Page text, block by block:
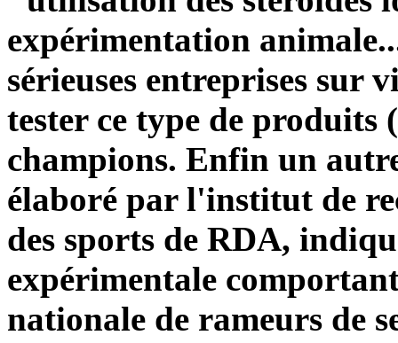
expérimentation
sérieuses entreprises sur
tester ce type de produits
champions. Enfin un
élaboré par l'institut de
des sports de RDA,
expérimentale
nationale de rameurs de